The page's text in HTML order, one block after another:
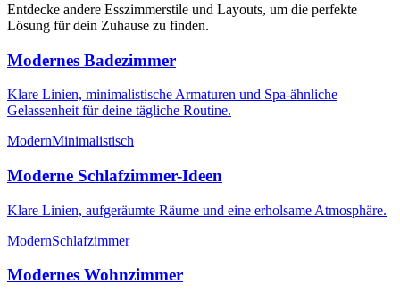
Entdecke andere Esszimmerstile und Layouts, um die perfekte
Lösung für dein Zuhause zu finden.
Modernes Badezimmer
Klare Linien, minimalistische Armaturen und Spa-ähnliche
Gelassenheit für deine tägliche Routine.
ModernMinimalistisch
Moderne Schlafzimmer-Ideen
Klare Linien, aufgeräumte Räume und eine erholsame Atmosphäre.
ModernSchlafzimmer
Modernes Wohnzimmer